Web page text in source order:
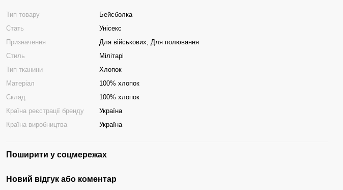
Тип товару
Бейсболка
Стать
Унісекс
Призначення
Для військових, Для полювання
Стиль
Мілітарі
Тип тканини
Хлопок
Матеріал
100% хлопок
Склад
100% хлопок
Країна реєстрації бренду
Україна
Країна виробництва
Україна
Поширити у соцмережах
Новий відгук або коментар